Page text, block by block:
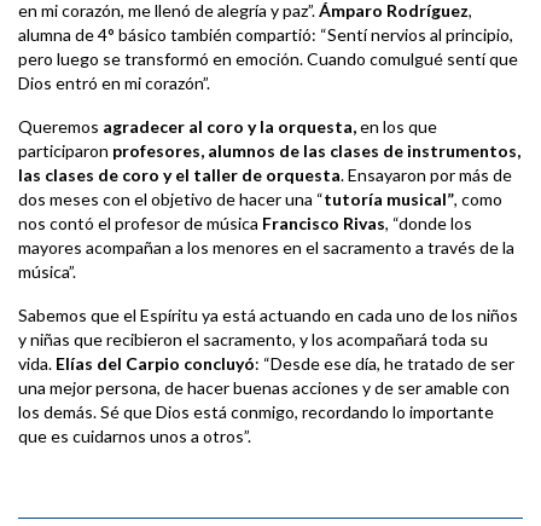
en mi corazón, me llenó de alegría y paz”.Ámparo Rodríguez,
alumna de 4° básico también compartió: “Sentí nervios al principio,
pero luego se transformó en emoción. Cuando comulgué sentí que
Dios entró en mi corazón”.
Queremos agradecer al coro y la orquesta,en los que
participaron profesores, alumnos de las clases de instrumentos,
las clases de coro y el taller de orquesta. Ensayaron por más de
dos meses con el objetivo de hacer una “tutoría musical”, como
nos contó el profesor de música Francisco Rivas, “donde los
mayores acompañan a los menores en el sacramento a través de la
música”.
Sabemos que el Espíritu ya está actuando en cada uno de los niños
y niñas que recibieron el sacramento, y los acompañará toda su
vida. Elías del Carpio concluyó: “Desde ese día, he tratado de ser
una mejor persona, de hacer buenas acciones y de ser amable con
los demás. Sé que Dios está conmigo, recordando lo importante
que es cuidarnos unos a otros”.